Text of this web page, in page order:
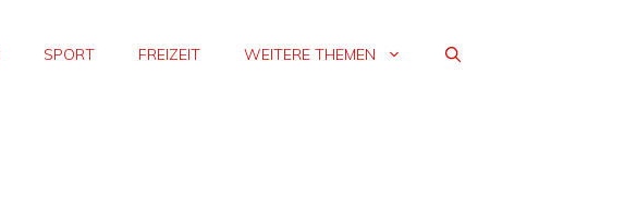
SPORT FREIZEIT WEITERE THEMEN